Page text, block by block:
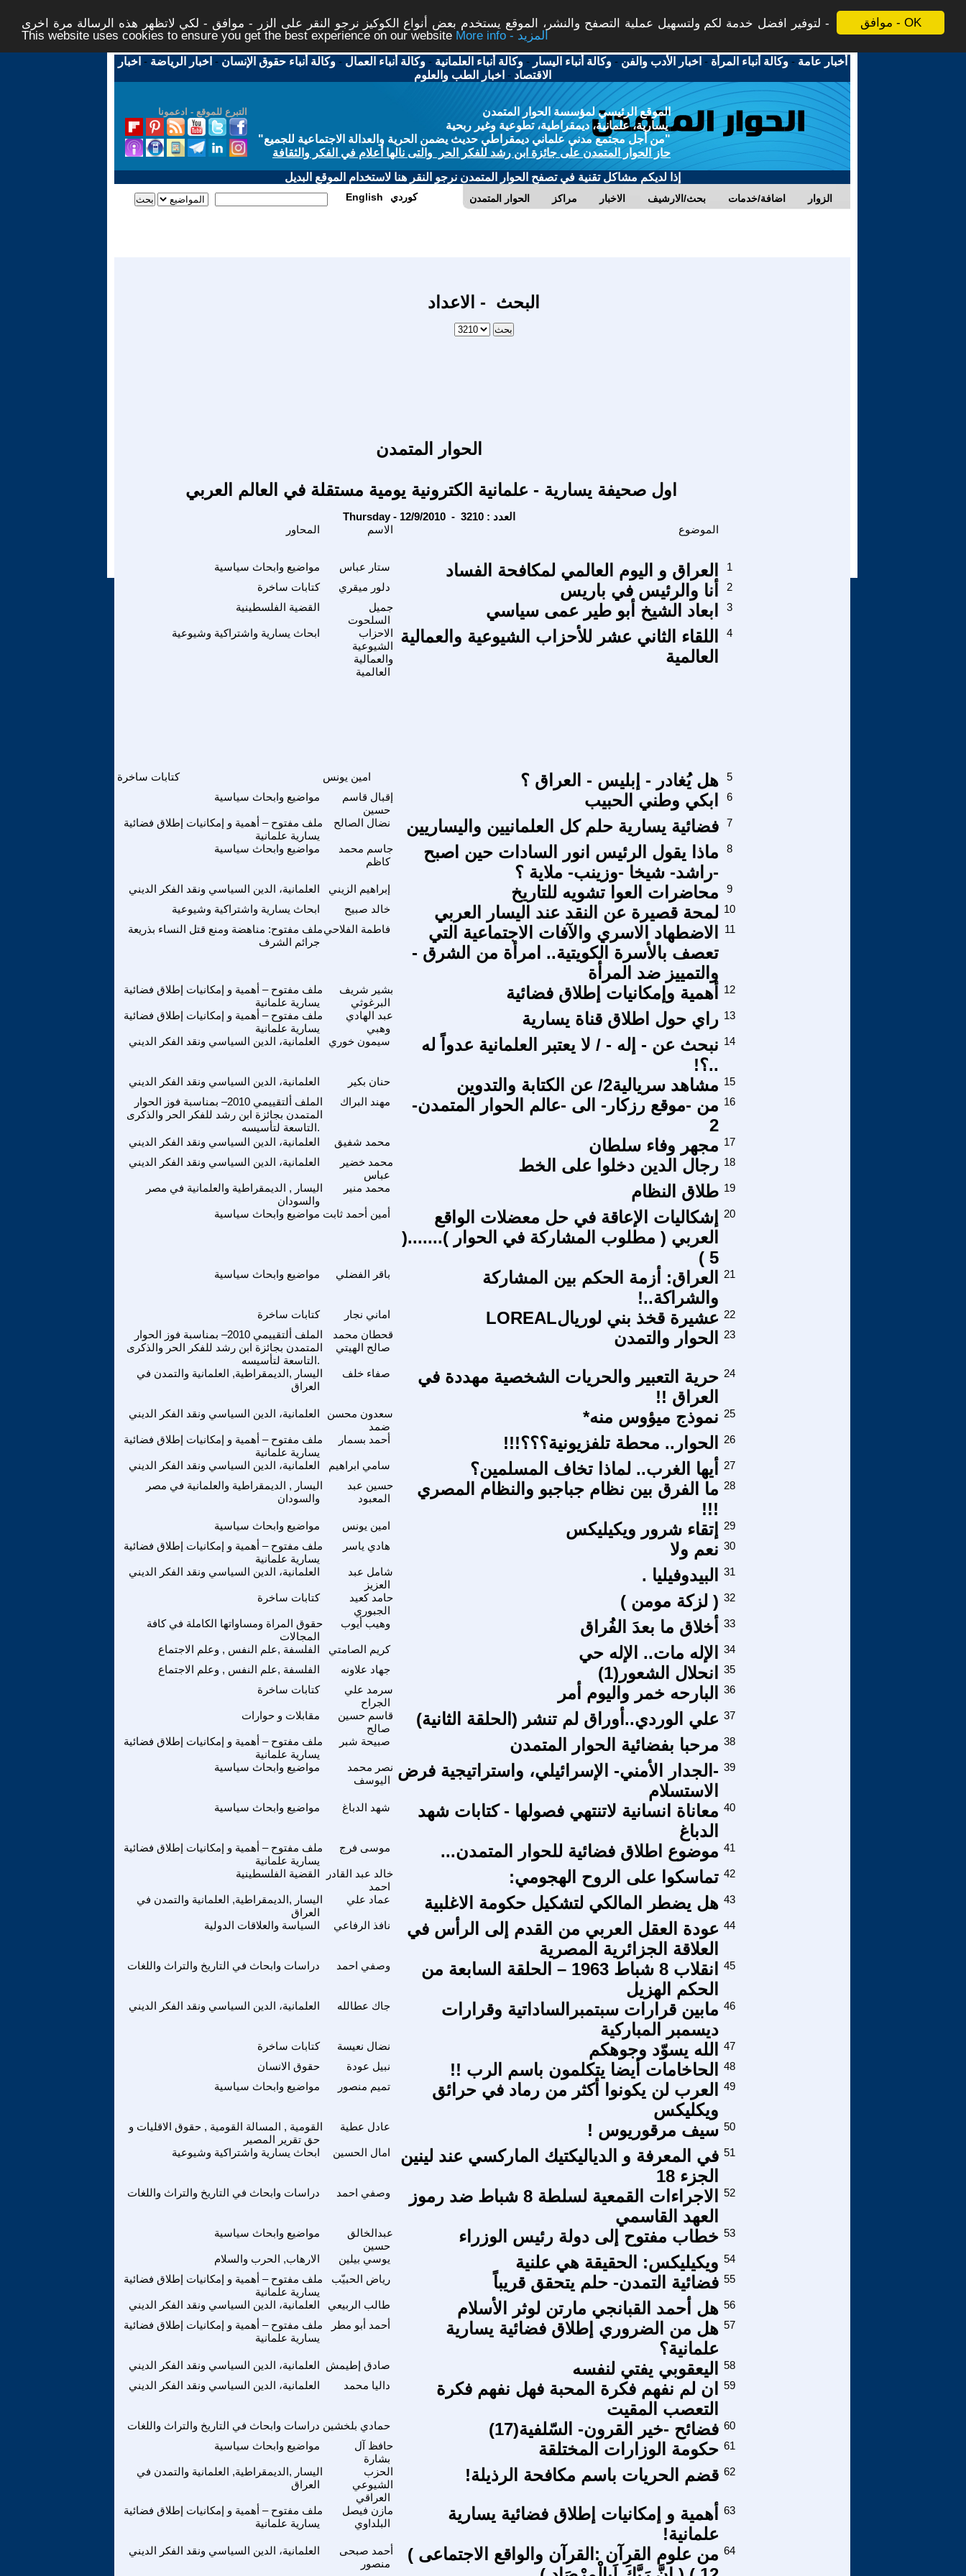
موافق - OK
لتوفير افضل خدمة لكم ولتسهيل عملية التصفح والنشر، الموقع يستخدم بعض أنواع الكوكيز نرجو النقر على الزر - موافق - لكي لاتظهر هذه الرسالة مرة اخرى -
This website uses cookies to ensure you get the best experience on our website
More info - المزيد
أخبار عامة -وكالة أنباء المرأة - اخبار الأدب والفن -وكالة أنباء اليسار -وكالة أنباء العلمانية -وكالة أنباء العمال -وكالة أنباء حقوق الإنسان - اخبار الرياضة - اخبار
الاقتصاد - اخبار الطب والعلوم
التبرع للموقع - ادعمونا
الموقع الرئيسي لمؤسسة الحوار المتمدن
يسارية، علمانية، ديمقراطية، تطوعية وغير ربحية
"من أجل مجتمع مدني علماني ديمقراطي حديث يضمن الحرية والعدالة الاجتماعية للجميع"
حاز الحوار المتمدن على جائزة ابن رشد للفكر الحر والتى نالها أعلام في الفكر والثقافة
إذا لديكم مشاكل تقنية في تصفح الحوار المتمدن نرجو النقر هنا لاستخدام الموقع البديل
الحوار المتمدن مراكز الاخبار بحث/الارشيف اضافة/خدمات الزوار English كوردي
البحث - الاعداد
الحوار المتمدن
اول صحيفة يسارية - علمانية الكترونية يومية مستقلة في العالم العربي
Thursday - 12/9/2010 - العدد : 3210
الاسم الموضوع
مواضيع وابحاث سياسية ستار عباس العراق و اليوم العالمي لمكافحة الفساد
1
كتابات ساخرة
دلور ميقري أنا والرئيس في باريس
2
القضية الفلسطينية
جميل
السلحوت
ابعاد الشيخ أبو طير عمى سياسي 3
ابحاث يسارية واشتراكية وشيوعية
الاحزاب
الشيوعية
والعمالية
العالمية
اللقاء الثاني عشر للأحزاب الشيوعية والعمالية
العالمية
4
كتابات ساخرة امين يونس هل يُغادر - إبليس - العراق ؟
5
مواضيع وابحاث سياسية
إقبال قاسم
حسين
ابكي وطني الحبيب 6
ملف مفتوح – أهمية و إمكانيات إطلاق فضائية
يسارية علمانية
نضال الصالح فضائية يسارية حلم كل العلمانيين واليساريين 7
مواضيع وابحاث سياسية
جاسم محمد
كاظم
ماذا يقول الرئيس انور السادات حين اصبح
-راشد- شيخا -وزينب- ملاية ؟
8
العلمانية، الدين السياسي ونقد الفكر الديني إبراهيم الزيني محاضرات العوا تشويه للتاريخ
9
ابحاث يسارية واشتراكية وشيوعية
خالد صبيح لمحة قصيرة عن النقد عند اليسار العربي 10
ملف مفتوح: مناهضة ومنع قتل النساء بذريعة
جرائم الشرف
فاطمة الفلاحي
الاضطهاد الاسري والآفات الاجتماعية التي
تعصف بالأسرة الكويتية.. امرأة من الشرق -
والتمييز ضد المرأة
11
ملف مفتوح – أهمية و إمكانيات إطلاق فضائية
يسارية علمانية
بشير شريف
البرغوثي
أهمية وإمكانيات إطلاق فضائية 12
ملف مفتوح – أهمية و إمكانيات إطلاق فضائية
يسارية علمانية
عبد الهادي
وهبي
راي حول اطلاق قناة يسارية 13
العلمانية، الدين السياسي ونقد الفكر الديني سيمون خوري
نبحث عن - إله - / لا يعتبر العلمانية عدواً له
..؟!
14
العلمانية، الدين السياسي ونقد الفكر الديني حنان بكير مشاهد سريالية2/ عن الكتابة والتدوين 15
الملف ألتقييمي 2010– بمناسبة فوز الحوار
المتمدن بجائزة ابن رشد للفكر الحر والذكرى
التاسعة لتأسيسه.
مهند البراك
من -موقع رزكار- الى -عالم الحوار المتمدن-
2
16
العلمانية، الدين السياسي ونقد الفكر الديني محمد شفيق مجهر وفاء سلطان 17
العلمانية، الدين السياسي ونقد الفكر الديني
محمد خضير
عباس
رجال الدين دخلوا على الخط 18
اليسار , الديمقراطية والعلمانية في مصر
والسودان
محمد منير طلاق النظام 19
مواضيع وابحاث سياسية أمين أحمد ثابت
إشكاليات الإعاقة في حل معضلات الواقع
العربي ( مطلوب المشاركة في الحوار ).......(
5 )
20
مواضيع وابحاث سياسية باقر الفضلي
العراق: أزمة الحكم بين المشاركة
والشراكة..!
21
كتابات ساخرة اماني نجار عشيرة قخذ بني لوريالLOREAL 22
الملف ألتقييمي 2010– بمناسبة فوز الحوار
المتمدن بجائزة ابن رشد للفكر الحر والذكرى
التاسعة لتأسيسه.
قحطان محمد
صالح الهيتي
الحوار والتمدن 23
اليسار ,الديمقراطية, العلمانية والتمدن في
العراق
صفاء خلف
حرية التعبير والحريات الشخصية مهددة في
العراق !!
24
العلمانية، الدين السياسي ونقد الفكر الديني
سعدون محسن
ضمد
نموذج ميؤوس منه* 25
ملف مفتوح – أهمية و إمكانيات إطلاق فضائية
يسارية علمانية
أحمد بسمار الحوار.. محطة تلفزيونية؟؟؟!!! 26
العلمانية، الدين السياسي ونقد الفكر الديني سامي ابراهيم أيها الغرب.. لماذا تخاف المسلمين؟
27
اليسار , الديمقراطية والعلمانية في مصر
والسودان
حسين عبد
المعبود
ما الفرق بين نظام جباجبو والنظام المصري
!!!
28
مواضيع وابحاث سياسية امين يونس إتقاء شرور ويكيليكس
29
ملف مفتوح – أهمية و إمكانيات إطلاق فضائية
يسارية علمانية
هادي ياسر نعم ولا 30
العلمانية، الدين السياسي ونقد الفكر الديني
شامل عبد
العزيز
البيدوفيليا . 31
كتابات ساخرة
حامد كعيد
الجبوري
( لزكة مومن ) 32
حقوق المراة ومساواتها الكاملة في كافة
المجالات
وهيب أيوب أخلاق ما بعدَ الفُراق 33
الفلسفة ,علم النفس , وعلم الاجتماع كريم الصامتي الإله مات.. الإله حي
34
الفلسفة ,علم النفس , وعلم الاجتماع
جهاد علاونه انحلال الشعور(1)
35
كتابات ساخرة
سرمد علي
الجراح
البارحه خمر واليوم أمر 36
مقابلات و حوارات
قاسم حسين
صالح
علي الوردي..أوراق لم تنشر (الحلقة الثانية) 37
ملف مفتوح – أهمية و إمكانيات إطلاق فضائية
يسارية علمانية
صبيحة شبر مرحبا بفضائية الحوار المتمدن 38
مواضيع وابحاث سياسية
نصر محمد
اليوسف
-الجدار الأمني- الإسرائيلي، واستراتيجية فرض
الاستسلام
39
مواضيع وابحاث سياسية شهد الدباغ
معاناة انسانية لاتنتهي فصولها - كتابات شهد
الدباغ
40
ملف مفتوح – أهمية و إمكانيات إطلاق فضائية
يسارية علمانية
موسى فرج موضوع اطلاق فضائية للحوار المتمدن... 41
القضية الفلسطينية
خالد عبد القادر
احمد
تماسكوا على الروح الهجومي: 42
اليسار ,الديمقراطية, العلمانية والتمدن في
العراق
عماد علي هل يضطر المالكي لتشكيل حكومة الاغلبية 43
السياسة والعلاقات الدولية نافذ الرفاعي
عودة العقل العربي من القدم إلى الرأس في
العلاقة الجزائرية المصرية
44
دراسات وابحاث في التاريخ والتراث واللغات وصفي احمد
انقلاب 8 شباط 1963 – الحلقة السابعة من
الحكم الهزيل
45
العلمانية، الدين السياسي ونقد الفكر الديني جاك عطالله
مابين قرارات سبتمبرالساداتية وقرارات
ديسمبر المباركية
46
كتابات ساخرة نضال نعيسة الله يسوّد وجوهكم
47
حقوق الانسان
نبيل عودة الحاخامات أيضا يتكلمون باسم الرب !!
48
مواضيع وابحاث سياسية
تميم منصور
العرب لن يكونوا أكثر من رماد في حرائق
ويكليكس
49
القومية , المسالة القومية , حقوق الاقليات و
حق تقرير المصير
عادل عطية سيف مرقوريوس ! 50
ابحاث يسارية واشتراكية وشيوعية امال الحسين
في المعرفة و الدياليكتيك الماركسي عند لينين
الجزء 18
51
دراسات وابحاث في التاريخ والتراث واللغات وصفي احمد
الاجراءات القمعية لسلطة 8 شباط ضد رموز
العهد القاسمي
52
مواضيع وابحاث سياسية
عبدالخالق
حسين
خطاب مفتوح إلى دولة رئيس الوزراء 53
الارهاب, الحرب والسلام يوسي بيلين ويكيليكس: الحقيقة هي علنية 54
ملف مفتوح – أهمية و إمكانيات إطلاق فضائية
يسارية علمانية
رياض الحبيّب فضائية التمدن- حلم يتحقق قريباً 55
العلمانية، الدين السياسي ونقد الفكر الديني طالب الربيعي هل أحمد القبانجي مارتن لوثر الأسلام 56
ملف مفتوح – أهمية و إمكانيات إطلاق فضائية
يسارية علمانية
أحمد أبو مطر
هل من الضروري إطلاق فضائية يسارية
علمانية؟
57
العلمانية، الدين السياسي ونقد الفكر الديني صادق إطيمش اليعقوبي يفتي لنفسه
58
العلمانية، الدين السياسي ونقد الفكر الديني
داليا محمد
ان لم نفهم فكرة المحبة فهل نفهم فكرة
التعصب المقيت
59
دراسات وابحاث في التاريخ والتراث واللغات حمادي بلخشين فضائح -خير القرون- السّلفية(17) 60
مواضيع وابحاث سياسية
حافظ آل
بشارة
حكومة الوزارات المختلقة 61
اليسار ,الديمقراطية, العلمانية والتمدن في
العراق
الحزب
الشيوعي
العراقي
قضم الحريات باسم مكافحة الرذيلة! 62
ملف مفتوح – أهمية و إمكانيات إطلاق فضائية
يسارية علمانية
مازن فيصل
البلداوي
أهمية و إمكانيات إطلاق فضائية يسارية
علمانية!
63
العلمانية، الدين السياسي ونقد الفكر الديني
أحمد صبحى
منصور
من علوم القرآن :القرآن والواقع الاجتماعى ) 64